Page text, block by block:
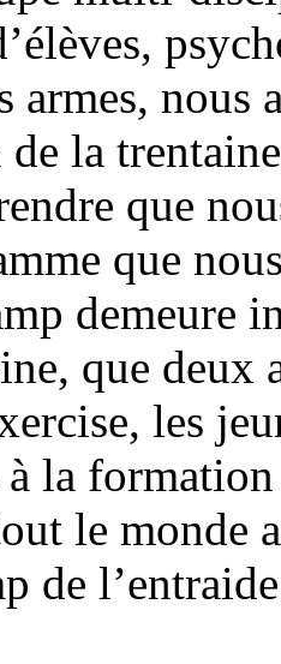
armes, nous
la
que
que
demeure
que deux
les
la
le monde
de